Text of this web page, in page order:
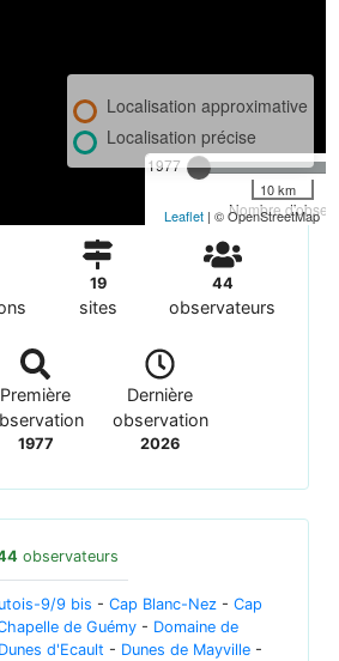
1977
Nombre
Localisation approximative
Localisation précise
10 km
Leaflet | © OpenStreetMap
19
sites
44
observateurs
Première
1977
Dernière
observation
2026
observateurs
9/9 bis - Cap Blanc-Nez - Cap
de Guémy - Domaine de
Dunes d'Ecault - Dunes de Mayville -